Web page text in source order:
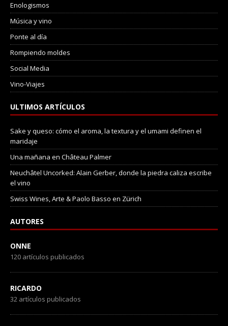
Enologismos
Música y vino
Ponte al día
Rompiendo moldes
Social Media
Vino-Viajes
ULTIMOS ARTÍCULOS
Sake y queso: cómo el aroma, la textura y el umami definen el
maridaje
Una mañana en Château Palmer
Neuchâtel Uncorked: Alain Gerber, donde la piedra caliza escribe
el vino
Swiss Wines, Arte & Paolo Basso en Zürich
AUTORES
ONNE
120 artículos publicados
RICARDO
32 artículos publicados